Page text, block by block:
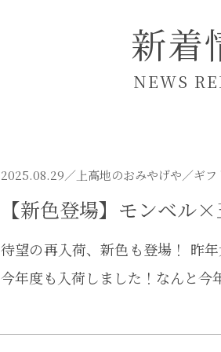
新着
NEWS
2025.08.29／ 上高地のおみやげや／ギフ
【新色登場】モンベル
待望の再入荷、新色も登場！ 昨
今年度も入荷しました！なんと